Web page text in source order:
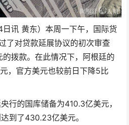
日讯 黄东）本周一下午，国际货
了对贷款延展协议的初次审查
拨款。在此情况下，阿根廷的
，官方美元也较前日下降5比
行的国库储备为410.3亿美元，
到了430.23亿美元。